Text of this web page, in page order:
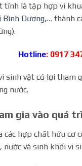
tính là tập hợp vi
Bình Dương,… thành
Hotline: 0917
sinh vật có lợi tham
nước.
gia vào quá
các hợp chất hữu
nước và sinh khối vi